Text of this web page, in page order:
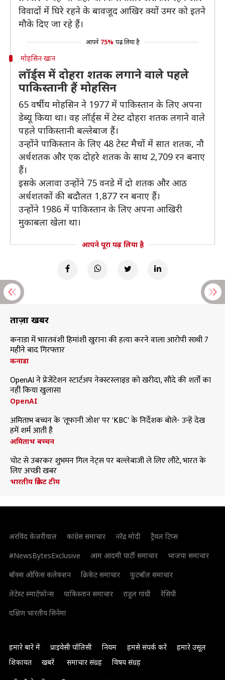
विवादों में घिरे रहने के बावजूद आखिर क्यों उमर को इतने
मौके दिए जा रहे हैं।
आपने 75% पढ़ लिया है
मोहसिन खान
लॉर्ड्स में दोहरा शतक लगाने वाले पहले
पाकिस्तानी हैं मोहसिन
65 वर्षीय मोहसिन ने 1977 में पाकिस्तान के लिए अपना
डेब्यू किया था। वह लॉर्ड्स में टेस्ट दोहरा शतक लगाने वाले
पहले पाकिस्तानी बल्लेबाज हैं।
उन्होंने पाकिस्तान के लिए 48 टेस्ट मैचों में सात शतक, नौ
अर्धशतक और एक दोहरे शतक के साथ 2,709 रन बनाए
हैं।
इसके अलावा उन्होंने 75 वनडे में दो शतक और आठ
अर्धशतकों की बदौलत 1,877 रन बनाए हैं।
उन्होंने 1986 में पाकिस्तान के लिए अपना आखिरी
मुकाबला खेला था।
आपने पूरा पढ़ लिया है
ताज़ा खबरें
कनाडा में भारतवंशी हिमांशी खुराना की हत्या करने वाला आरोपी साथी 7
महीने बाद गिरफ्तार
कनाडा
OpenAI ने प्रेजेंटेशन स्टार्टअप नेक्स्टस्लाइड को खरीदा, सौदे की शर्तों का
नहीं किया खुलासा
OpenAI
अमिताभ बच्चन के 'तूफानी जोश' पर 'KBC' के निर्देशक बोले- उन्हें देख
हमें शर्म आती है
अमिताभ बच्चन
चोट से उबरकर शुभमन गिल नेट्स पर बल्लेबाजी ले लिए लौटे, भारत के
लिए अच्छी खबर
भारतीय क्रिकेट टीम
अरविंद केजरीवाल कांग्रेस समाचार नरेंद्र मोदी
ट्रैवल टिप्स
#NewsBytesExclusive
आम आदमी पार्टी समाचार
भाजपा समाचार
बॉक्स ऑफिस कलेक्शन
क्रिकेट समाचार
फुटबॉल समाचार
लेटेस्ट स्मार्टफोन्स
पाकिस्तान समाचार राहुल गांधी
रेसिपी
दक्षिण भारतीय सिनेमा
हमारे बारे में प्राइवेसी पॉलिसी नियम हमसे संपर्क करें
हमारे उसूल
शिकायत
खबरें समाचार संग्रह विषय संग्रह